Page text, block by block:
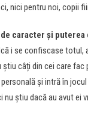
nici pentru noi, copii
caracter și
i se confiscase totul,
câți din cei care
și intră în
știu dacă au avut ei